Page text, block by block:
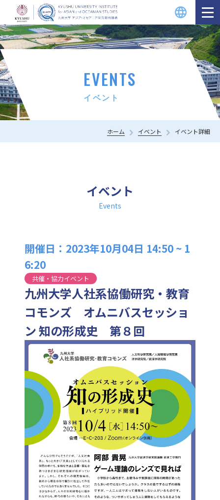
EVENTS
イベント
ホーム イベント イベント詳細
イベント
Events
開催日：2023年10月04日 14:50 ~ 1
6:20
共催・協力イベント
九州大学人社系協働研究・教育
コモンズ オムニバスセッショ
ン 知の形成史 第８回